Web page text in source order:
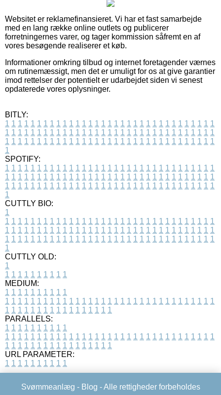
Websitet er reklamefinansieret. Vi har et fast samarbejde
med en lang række online outlets og publicerer
forretningernes varer, og tager kommission såfremt en af
vores besøgende realiserer et køb.
Informationer omkring tilbud og internet foretagender værnes
om rutinemæssigt, men det er umuligt for os at give garantier
imod rettelser der potentielt er udarbejdet siden vi senest
opdaterede vores oplysninger.
BITLY:
1 1 1 1 1 1 1 1 1 1 1 1 1 1 1 1 1 1 1 1 1 1 1 1 1 1 1 1 1 1 1 1 1
1 1 1 1 1 1 1 1 1 1 1 1 1 1 1 1 1 1 1 1 1 1 1 1 1 1 1 1 1 1 1 1 1
1 1 1 1 1 1 1 1 1 1 1 1 1 1 1 1 1 1 1 1 1 1 1 1 1 1 1 1 1 1 1 1 1
1
SPOTIFY:
1 1 1 1 1 1 1 1 1 1 1 1 1 1 1 1 1 1 1 1 1 1 1 1 1 1 1 1 1 1 1 1 1
1 1 1 1 1 1 1 1 1 1 1 1 1 1 1 1 1 1 1 1 1 1 1 1 1 1 1 1 1 1 1 1 1
1 1 1 1 1 1 1 1 1 1 1 1 1 1 1 1 1 1 1 1 1 1 1 1 1 1 1 1 1 1 1 1 1
1
CUTTLY BIO:
1
1 1 1 1 1 1 1 1 1 1 1 1 1 1 1 1 1 1 1 1 1 1 1 1 1 1 1 1 1 1 1 1 1
1 1 1 1 1 1 1 1 1 1 1 1 1 1 1 1 1 1 1 1 1 1 1 1 1 1 1 1 1 1 1 1 1
1 1 1 1 1 1 1 1 1 1 1 1 1 1 1 1 1 1 1 1 1 1 1 1 1 1 1 1 1 1 1 1 1
1
CUTTLY OLD:
1
1 1 1 1 1 1 1 1 1 1
MEDIUM:
1 1 1 1 1 1 1 1 1 1
1 1 1 1 1 1 1 1 1 1 1 1 1 1 1 1 1 1 1 1 1 1 1 1 1 1 1 1 1 1 1 1 1
1 1 1 1 1 1 1 1 1 1 1 1 1 1 1 1 1
PARALLELS:
1 1 1 1 1 1 1 1 1 1
1 1 1 1 1 1 1 1 1 1 1 1 1 1 1 1 1 1 1 1 1 1 1 1 1 1 1 1 1 1 1 1 1
1 1 1 1 1 1 1 1 1 1 1 1 1 1 1 1 1
URL PARAMETER:
1 1 1 1 1 1 1 1 1 1
Svømmeanlæg - Blog - Alle rettigheder forbeholdes